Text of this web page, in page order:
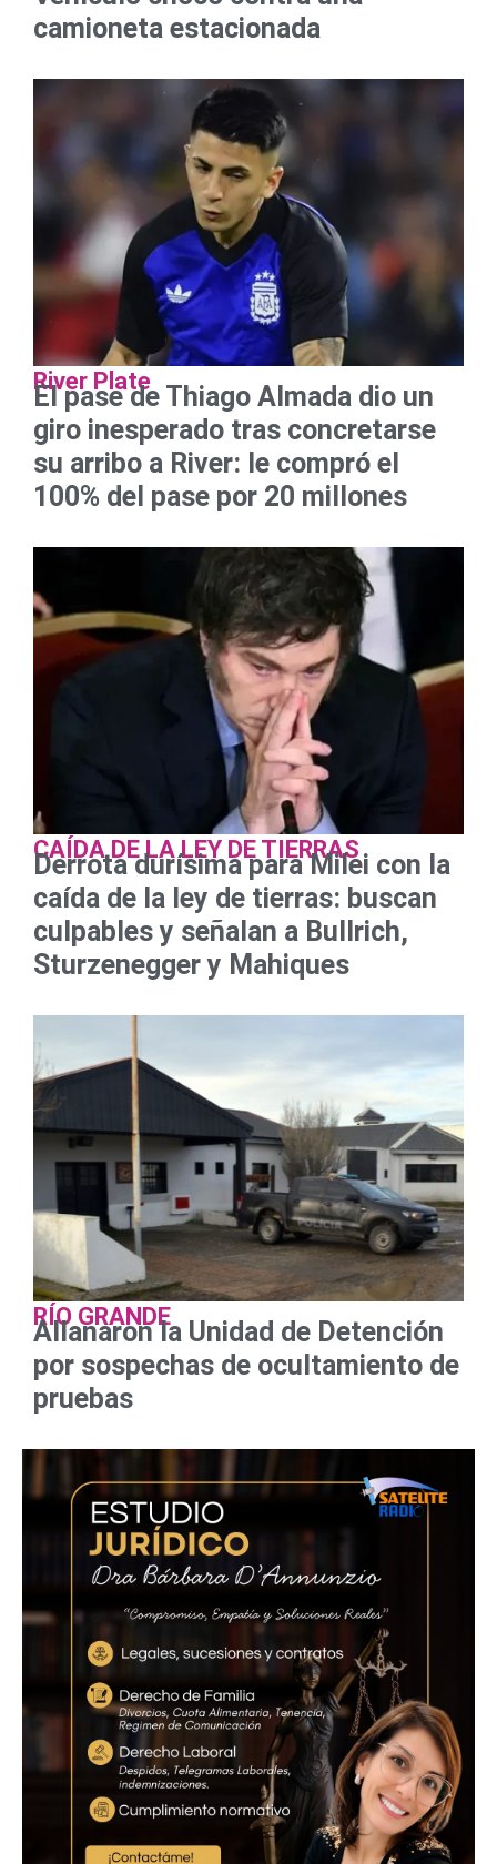
camioneta estacionada
River Plate
El pase de Thiago Almada dio un
giro inesperado tras concretarse
su arribo a River: le compró el
100% del pase por 20 millones
CAÍDA DE LA LEY DE TIERRAS
Derrota durísima para Milei con la
caída de la ley de tierras: buscan
culpables y señalan a Bullrich,
Sturzenegger y Mahiques
RÍO GRANDE
Allanaron la Unidad de Detención
por sospechas de ocultamiento de
pruebas